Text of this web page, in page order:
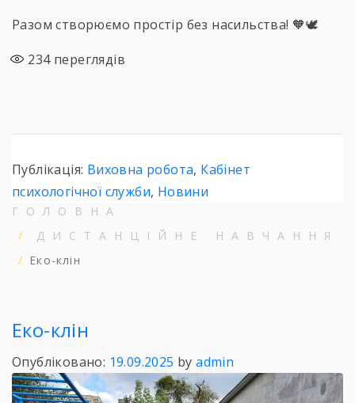
Разом створюємо простір без насильства! 🧡🕊
234переглядів
Публікація: Виховна робота, Кабінет
психологічної служби, Новини
ГОЛОВНА
ДИСТАНЦІЙНЕ НАВЧАННЯ
Еко-клін
Еко-клін
Опубліковано: 19.09.2025 byadmin